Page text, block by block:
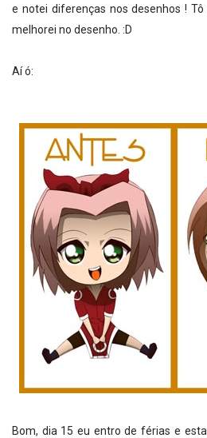
e notei diferenças nos desenhos !
melhorei no desenho. :D
Aí ó:
Bom, dia 15 eu entro de férias e